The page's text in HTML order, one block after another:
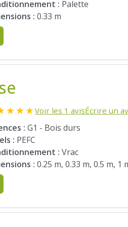
: Palette
: 0.33 m
★★★Voir les 1 avisÉcrire un
: G1 - Bois durs
: PEFC
: Vrac
: 0.25 m, 0.33 m, 0.5 m, 1